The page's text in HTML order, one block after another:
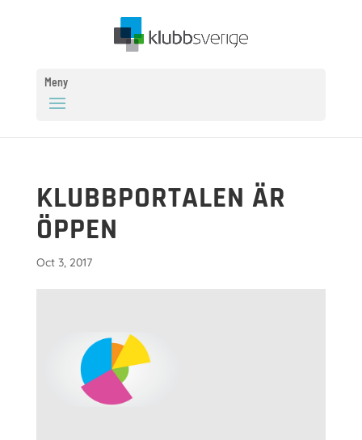
Meny
KLUBBPORTALEN ÄR
ÖPPEN
Oct 3, 2017